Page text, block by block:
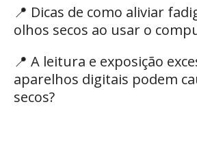
📍 Dicas de como aliviar
olhos secos ao usar o
📍 A leitura e exposição
aparelhos digitais podem
secos?